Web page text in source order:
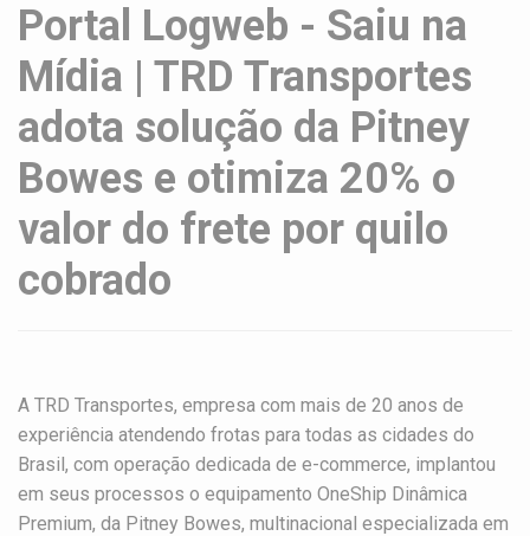
Portal Logweb - Saiu na
Mídia | TRD Transportes
adota solução da Pitney
Bowes e otimiza 20% o
valor do frete por quilo
cobrado
A TRD Transportes, empresa com mais de 20 anos de
experiência atendendo frotas para todas as cidades do
Brasil, com operação dedicada de e-commerce, implantou
em seus processos o equipamento OneShip Dinâmica
Premium, da Pitney Bowes, multinacional especializada em